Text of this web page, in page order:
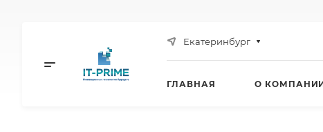
Екатеринбург
ГЛАВНАЯ О